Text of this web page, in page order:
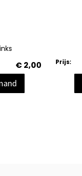
€ 2,00
Prijs: